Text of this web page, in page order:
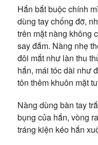
Hắn bắt buộc chính
dùng tay chống đỡ,
trên mặt nàng không
say đắm. Nàng nhẹ
đôi mắt như làn thu
hắn, mái tóc dài như
tôn thêm khuôn mặt
Nàng dùng bàn tay
bụng của hắn, vòng
tráng kiện kéo hắn